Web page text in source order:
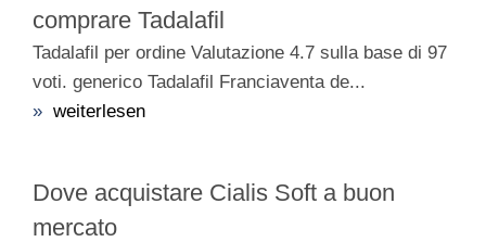
comprare Tadalafil
Tadalafil per ordine Valutazione 4.7 sulla base di 97
voti. generico Tadalafil Franciaventa de...
» weiterlesen
Dove acquistare Cialis Soft a buon
mercato